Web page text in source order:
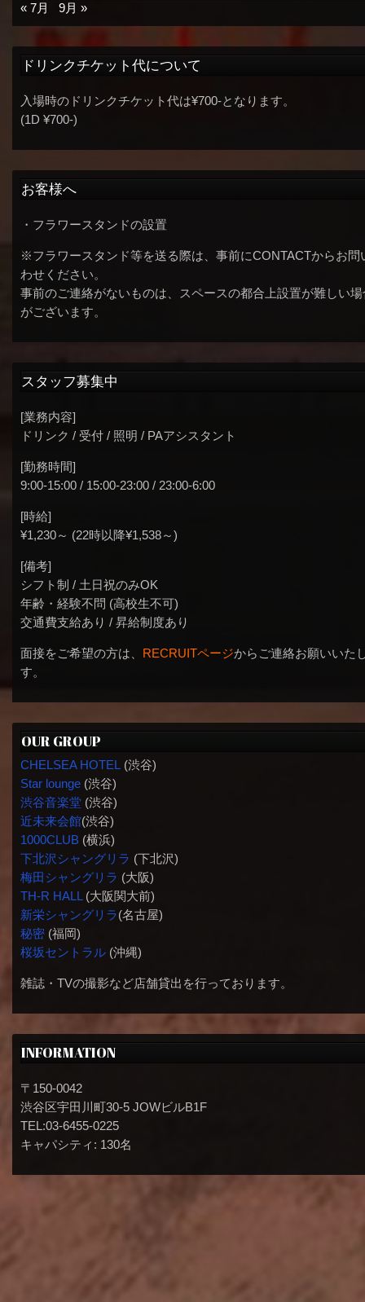
« 7月
9月 »
ドリンクチケット代について
入場時のドリンクチケット代は¥700-となります。
(1D ¥700-)
お客様へ
・フラワースタンドの設置
※フラワースタンド等を送る際は、事前にCONTACTからお問
わせください。
事前のご連絡がないものは、スペースの都合上設置が難しい場
がございます。
スタッフ募集中
[業務内容]
ドリンク / 受付 / 照明 / PAアシスタント
[勤務時間]
9:00-15:00 / 15:00-23:00 / 23:00-6:00
[時給]
¥1,230～ (22時以降¥1,538～)
[備考]
シフト制 / 土日祝のみOK
年齢・経験不問 (高校生不可)
交通費支給あり / 昇給制度あり
面接をご希望の方は、 RECRUITページからご連絡お願いいた
す。
OUR GROUP
CHELSEA HOTEL (渋谷)
Star lounge(渋谷)
渋谷音楽堂(渋谷)
近未来会館(渋谷)
1000CLUB(横浜)
下北沢シャングリラ (下北沢)
梅田シャングリラ (大阪)
TH-R HALL(大阪関大前)
新栄シャングリラ(名古屋)
秘密(福岡)
桜坂セントラル(沖縄)
雑誌・TVの撮影など店舗貸出を行っております。
INFORMATION
〒150-0042
渋谷区宇田川町30-5 JOWビルB1F
TEL:03-6455-0225
キャパシティ: 130名